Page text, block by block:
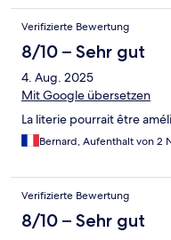
Verifizierte Bewertung
8/10 – Sehr gut
4. Aug. 2025
Mit Google übersetzen
La literie pourrait être
Bernard, Aufenthalt von 2
Verifizierte Bewertung
8/10 – Sehr gut